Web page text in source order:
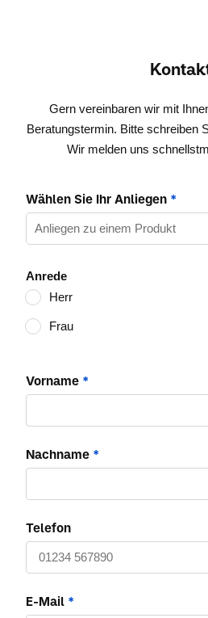
Gern vereinbaren wir mit
Beratungstermin. Bitte schreiben
Wir melden uns
Wählen Sie Ihr Anliegen *
Anrede
Herr
Frau
Vorname *
Nachname *
Telefon
E-Mail *